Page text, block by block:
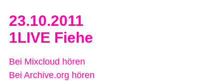
23.10.2011
1LIVE Fiehe
Bei Mixcloud hören
Bei Archive.org hören